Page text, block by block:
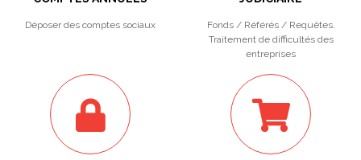
Déposer des comptes sociaux
Fonds / Référés / Requêtes.
Traitement de difficultés des
entreprises